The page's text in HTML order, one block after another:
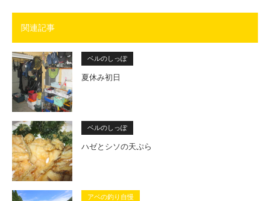
関連記事
ベルのしっぽ
夏休み初日
ベルのしっぽ
ハゼとシソの天ぷら
アベの釣り自慢